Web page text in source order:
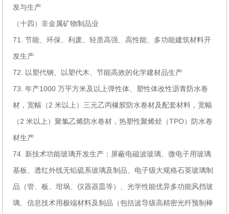
发与生产
（十四）非金属矿物制品业
71. 节能、环保、利废、轻质高强、高性能、多功能建筑材料开
发生产
72. 以塑代钢、以塑代木、节能高效的化学建材品生产
73. 年产1000 万平方米及以上弹性体、塑性体改性沥青防水卷
材，宽幅（2 米以上）三元乙丙橡胶防水卷材及配套材料，宽幅
（2 米以上）聚氯乙烯防水卷材，热塑性聚烯烃（TPO）防水卷
材生产
74. 新技术功能玻璃开发生产：屏蔽电磁波玻璃、微电子用玻璃
基板、透红外线无铅硫系玻璃及制品、电子级大规格石英玻璃制
品（管、板、坩埚、仪器器皿等）、光学性能优异多功能风挡玻
璃、信息技术用极端材料及制品（包括波导级高精密光纤预制棒